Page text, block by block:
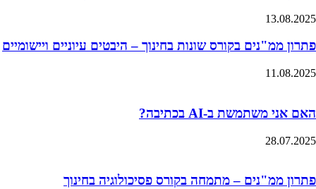
13.08.2025
פתרון ממ"נים בקורס שונות בחינוך – היבטים עיוניים ויישומיים
11.08.2025
האם אני משתמשת ב-AI בכתיבה?
28.07.2025
פתרון ממ"נים – מתמחה בקורס פסיכולוגיה בחינוך